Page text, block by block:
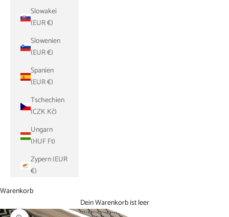
Slowakei
(EUR €)
Slowenien
(EUR €)
Spanien
(EUR €)
Tschechien
(CZK Kč)
Ungarn
(HUF Ft)
Zypern (EUR
€)
Warenkorb
Dein Warenkorb ist leer